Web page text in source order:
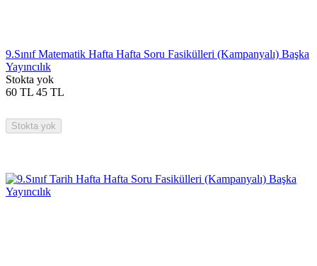
9.Sınıf Matematik Hafta Hafta Soru Fasikülleri (Kampanyalı) Başka
Yayıncılık
Stokta yok
60 TL 45 TL
Stokta yok